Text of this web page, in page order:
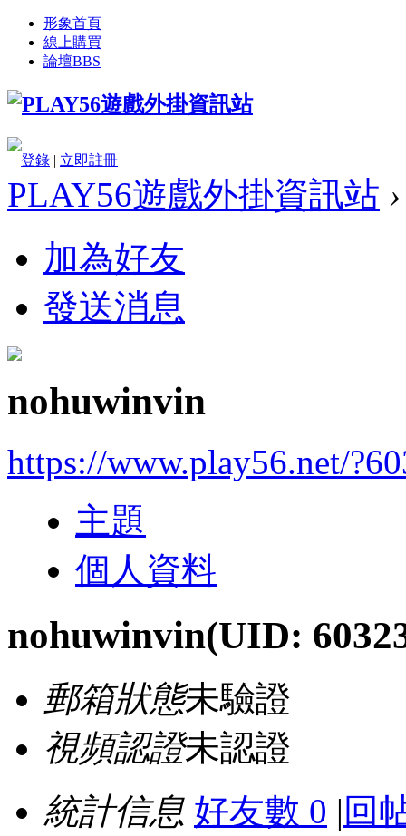
形象首頁
線上購買
論壇BBS
登錄 | 立即註冊
PLAY56遊戲外掛資訊站 ›
加為好友
發送消息
nohuwinvin
https://www.play56.net/
主題
個人資料
nohuwinvin(UID:
郵箱狀態未驗證
視頻認證未認證
統計信息 好友數 0 | 回